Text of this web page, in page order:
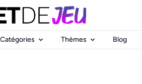
Catégories Thèmes Blog